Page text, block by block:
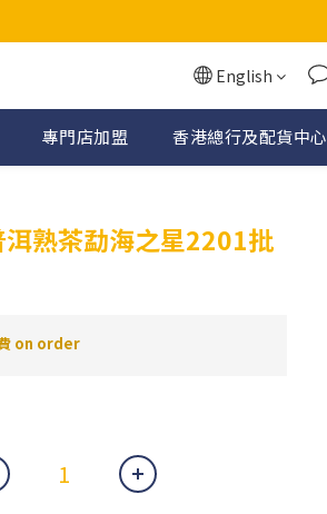
English
專門店加盟 香港總行及配貨中心
熟茶勐海之星2201批
on order